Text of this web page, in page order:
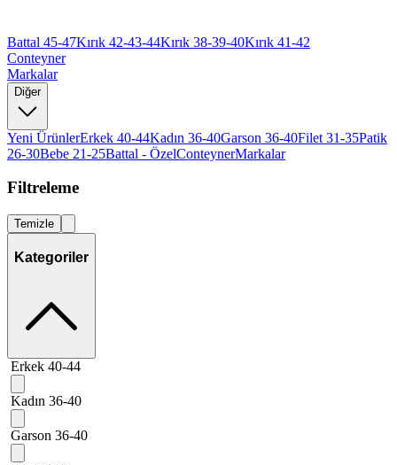
Battal 45-47Kırık 42-43-44Kırık 38-39-40Kırık 41-42
Conteyner
Markalar
Diğer
Yeni ÜrünlerErkek 40-44Kadın 36-40Garson 36-40Filet 31-35Patik
26-30Bebe 21-25Battal - ÖzelConteynerMarkalar
Filtreleme
Temizle
Kategoriler
Erkek 40-44
Kadın 36-40
Garson 36-40